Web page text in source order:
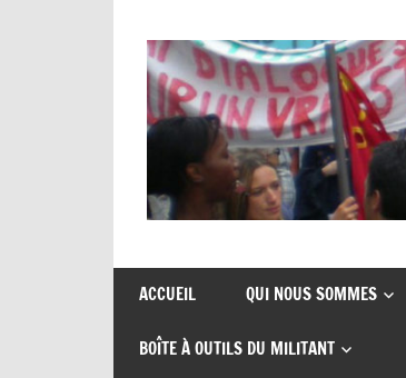
content
CGT
insertion
probation
de
syndicats
insertion
ACCUEIL QUI NOUS SOMMES
BOÎTE À OUTILS DU MILITANT